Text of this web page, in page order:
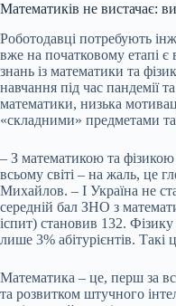
Математиків не вистачає:
Роботодавці потребують
вже на початковому етапі є
знань із математики та
навчання під час пандемії
математики, низька
«складними» предметами
– З математикою та фізикою
всьому світі – на жаль, це
Михайлов. – І Україна не
середній бал ЗНО з
іспит) становив 132. Фізику
лише 3% абітурієнтів. Такі
Математика – це, перш за
та розвитком штучного